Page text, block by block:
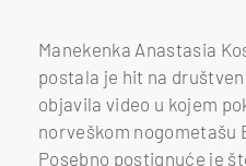
Manekenka Anastasia
postala je hit na
objavila video u kojem
norveškom nogometašu
Posebno postignuće je